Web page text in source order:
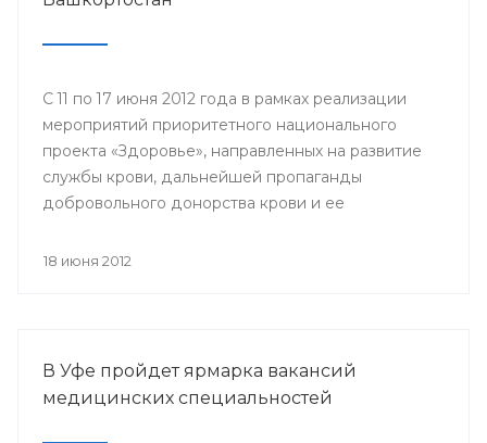
С 11 по 17 июня 2012 года в рамках реализации
мероприятий приоритетного национального
проекта «Здоровье», направленных на развитие
службы крови, дальнейшей пропаганды
добровольного донорства крови и ее
информационная акция «Спасибо, донор!»,
18 июня 2012
В Уфе пройдет ярмарка вакансий
медицинских специальностей